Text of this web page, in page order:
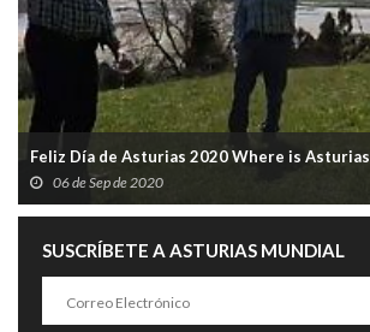
Feliz Día de Asturias 2020 Where is Asturias
06 de Sep de 2020
SUSCRÍBETE A ASTURIAS MUNDIAL